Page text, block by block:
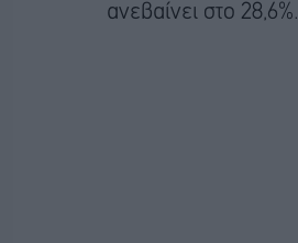
ανεβαίνει στο 28,6%.